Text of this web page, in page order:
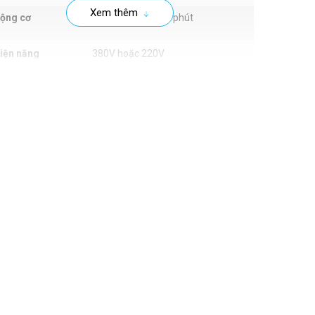
cơ 1.5Kw, 2800 vòng/phút
năng 380V hoặc 220V
Xem thêm